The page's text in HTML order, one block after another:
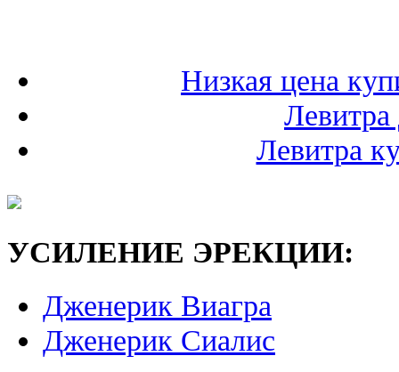
Низкая цена
Левитра
Левитра
УСИЛЕНИЕ ЭРЕКЦИИ:
Дженерик Виагра
Дженерик Сиалис